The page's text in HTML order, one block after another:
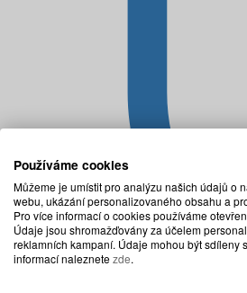
Používáme cookies
Můžeme je umístit pro analýzu našich údajů o
webu, ukázání personalizovaného obsahu a
Pro více informací o cookies používáme
Údaje jsou shromažďovány za účelem
reklamních kampaní. Údaje mohou být sdíleny
informací naleznetezde.